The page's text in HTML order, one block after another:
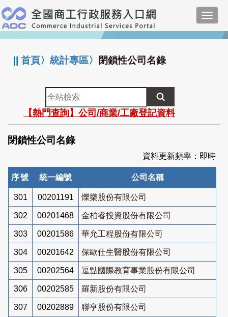
跳
到
主
要
:::
||首頁〉統計專區〉 閉鎖性公司名錄
全
站
檢
索
【熱門查詢】公司/商業/工廠登記資料
閉鎖性公司名錄
資料更新頻率：即時
序號 統一編號 公司名稱
301 00201191 爍樂股份有限公司
302 00201468 金柏睿投資股份有限公司
303 00201586 華允工程股份有限公司
304 00201642 保歐仕生醫股份有限公司
305 00202564 逗點國際教育事業股份有限公司
306 00202585 羅新股份有限公司
307 00202889 聯亨股份有限公司